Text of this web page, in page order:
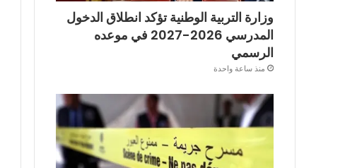
وزارة التربية الوطنية تؤكد انطلاق الدخول
المدرسي 2026-2027 في موعده
الرسمي
منذ ساعة واحدة